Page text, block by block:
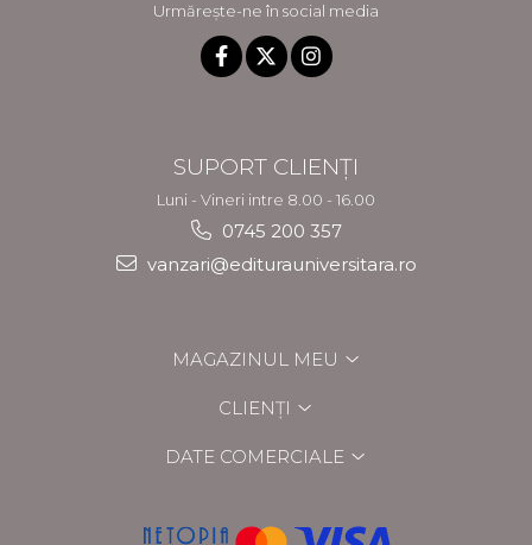
Urmărește-ne în social media
SUPORT CLIENȚI
Luni - Vineri intre 8.00 - 16.00
0745 200 357
vanzari@editurauniversitara.ro
MAGAZINUL MEU
CLIENȚI
DATE COMERCIALE